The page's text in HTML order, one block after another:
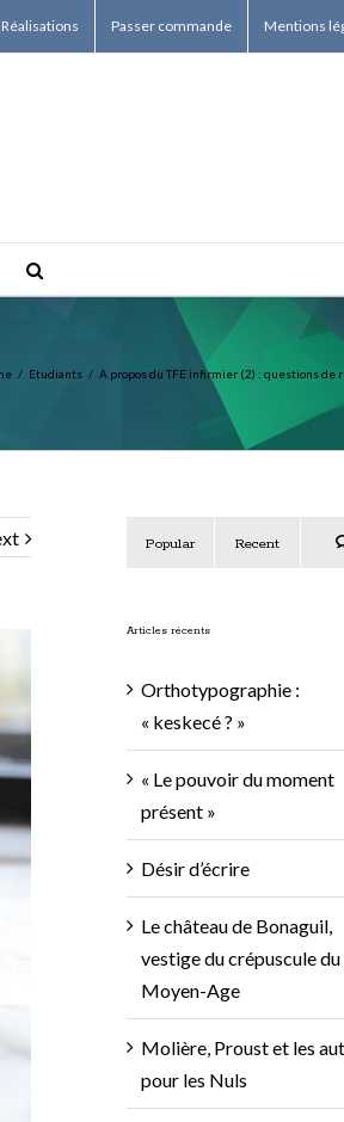
Réalisations Passer commande Mentions
/ Etudiants / A propos du TFE infirmier (2) : questions de
Popular Recent
Articles récents
Orthotypographie :
« keskecé ? »
« Le pouvoir du moment
présent »
Désir d’écrire
Le château de Bonaguil,
vestige du crépuscule du
Moyen-Age
Molière, Proust et les
pour les Nuls